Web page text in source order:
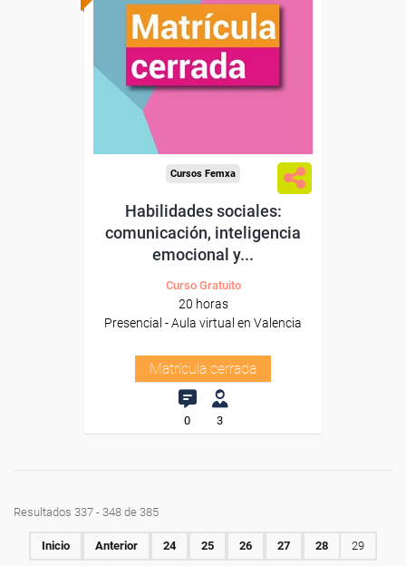
Cursos Femxa
Habilidades sociales:
comunicación, inteligencia
emocional y...
Curso Gratuito
20 horas
Presencial - Aula virtual en Valencia
Matrícula cerrada
0 3
Resultados 337 - 348 de 385
Inicio Anterior 24 25 26 27 28 29